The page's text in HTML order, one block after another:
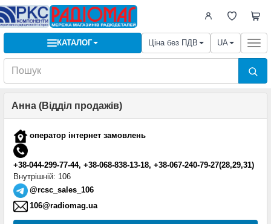
КАТАЛОГ Ціна без ПДВ UA
Анна (Відділ продажів)
оператор інтернет замовлень
+38-044-299-77-44, +38-068-838-13-18, +38-067-240-79-27(28,29,31)
Внутрішній: 106
@rcsc_sales_106
106@radiomag.ua